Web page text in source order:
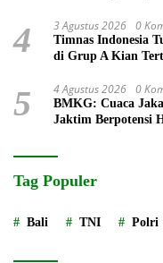
4 3 Agustus 2026 0
Timnas Indonesia
di Grup A Kian
5 4 Agustus 2026 0
BMKG: Cuaca
Jaktim Berpotensi
Tag Populer
Bali TNI Polri